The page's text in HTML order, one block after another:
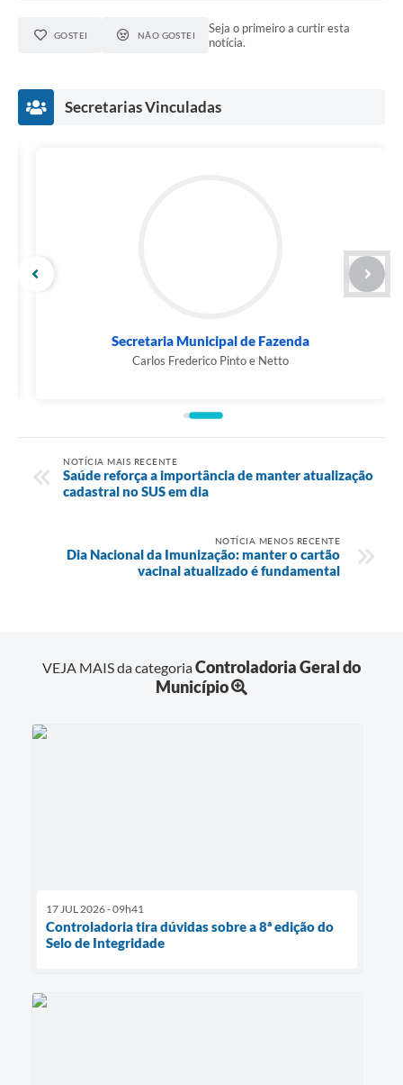
GOSTEI NÃO GOSTEI
Seja o primeiro a curtir esta
notícia.
Secretarias Vinculadas
Secretaria Municipal de Fazenda
Carlos Frederico Pinto e Netto
NOTÍCIA MAIS RECENTE
Saúde reforça a importância de manter atualização
cadastral no SUS em dia
NOTÍCIA MENOS RECENTE
Dia Nacional da Imunização: manter o cartão
vacinal atualizado é fundamental
VEJA MAIS da categoriaControladoria Geral do
Município
17 JUL 2026 - 09h41
Controladoria tira dúvidas sobre a 8ª edição do
Selo de Integridade